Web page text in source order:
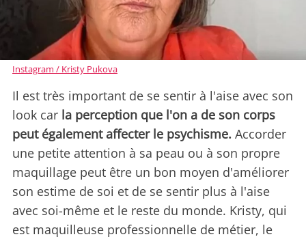
Instagram / Kristy Pukova
Il est très important de se sentir à l'aise avec son
look car la perception que l'on a de son corps
peut également affecter le psychisme. Accorder
une petite attention à sa peau ou à son propre
maquillage peut être un bon moyen d'améliorer
son estime de soi et de se sentir plus à l'aise
avec soi-même et le reste du monde. Kristy, qui
est maquilleuse professionnelle de métier, le